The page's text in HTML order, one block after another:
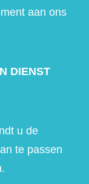
aan ons
DIENST
u de
te passen